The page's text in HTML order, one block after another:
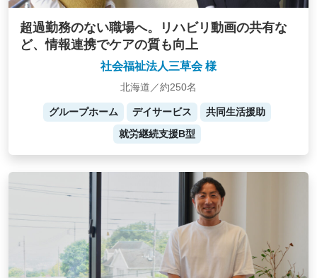
超過勤務のない職場へ。リハビリ動画の共有な
ど、情報連携でケアの質も向上
社会福祉法人三草会 様
北海道／約250名
グループホーム デイサービス
共同生活援助
就労継続支援B型